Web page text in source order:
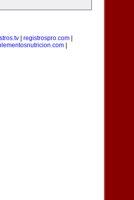
registrospro.com